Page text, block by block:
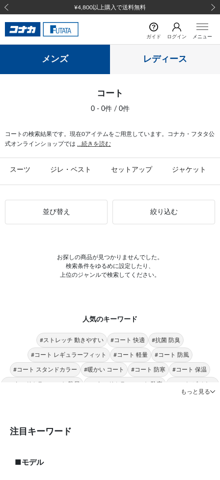
¥4,800以上購入で送料無料
前の画像
ガイド ログイン メニュー
メンズ レディース
コート
0 - 0件 / 0件
コートの検索結果です。現在0アイテムをご用意しています。コナカ・フタタ公
式オンラインショップでは
...続きを読む
スーツ ジレ・ベスト セットアップ ジャケット
並び替え 絞り込む
お探しの商品が見つかりませんでした。
検索条件をゆるめに設定したり、
上位のジャンルで検索してください。
人気のキーワード
#ストレッチ 動きやすい #コート 快適 #抗菌 防臭
#コート レギュラーフィット #コート 軽量 #コート 防風
#コート スタンドカラー #暖かい コート #コート 防寒 #コート 保温
#スタンドカラーコート 防風 #スタンドカラーコート 防寒 #コート ビジネス
もっと見る
注目キーワード
■モデル